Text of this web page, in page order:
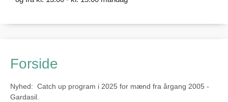
Forside
Nyhed: Catch up program i 2025 for mænd fra årgang 2005 -
Gardasil.